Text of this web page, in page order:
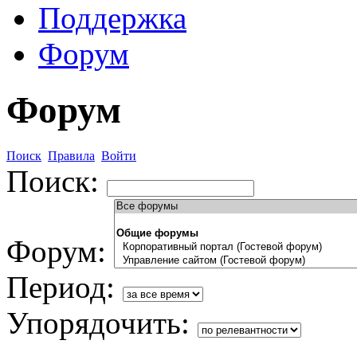
Поддержка
Форум
Форум
Поиск Правила Войти
Поиск:
Форум:
Период:
Упорядочить: